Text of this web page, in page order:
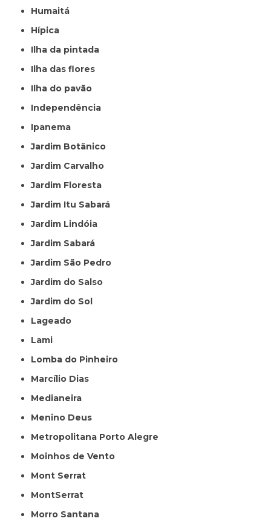
Humaitá
Hípica
Ilha da pintada
Ilha das flores
Ilha do pavão
Independência
Ipanema
Jardim Botânico
Jardim Carvalho
Jardim Floresta
Jardim Itu Sabará
Jardim Lindóia
Jardim Sabará
Jardim São Pedro
Jardim do Salso
Jardim do Sol
Lageado
Lami
Lomba do Pinheiro
Marcílio Dias
Medianeira
Menino Deus
Metropolitana Porto Alegre
Moinhos de Vento
Mont Serrat
MontSerrat
Morro Santana